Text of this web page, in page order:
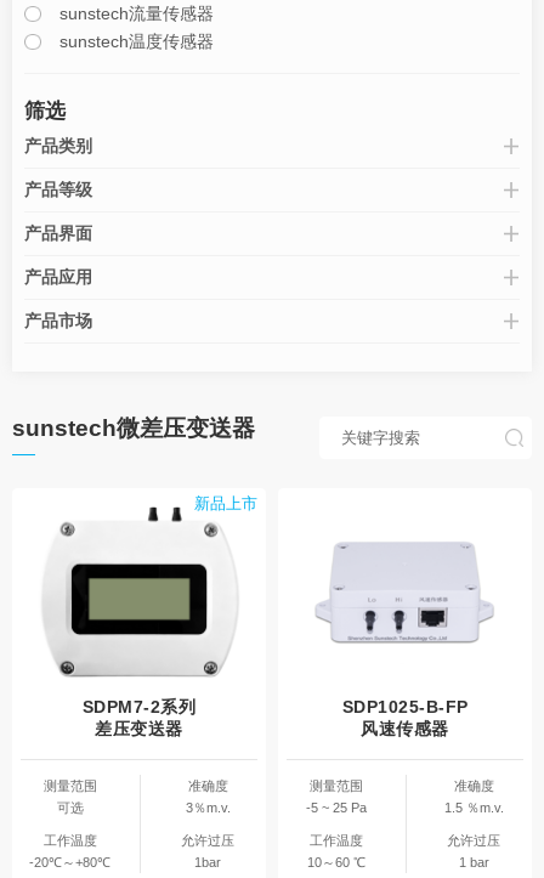
sunstech流量传感器
sunstech温度传感器
筛选
产品类别
产品等级
产品界面
产品应用
产品市场
sunstech微差压变送器
新品上市
SDPM7-2系列
差压变送器
测量范围
可选
准确度
3％m.v.
工作温度
-20℃～+80℃
允许过压
1bar
SDP1025-B-FP
风速传感器
测量范围
-5 ~ 25 Pa
准确度
1.5 ％m.v.
工作温度
10～60 ℃
允许过压
1 bar